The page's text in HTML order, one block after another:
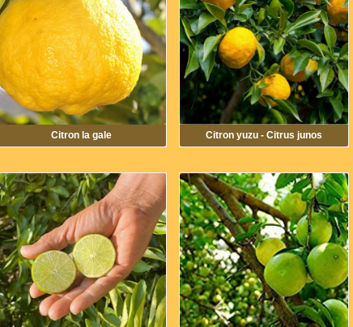
Citron la gale Citron yuzu - Citrus junos